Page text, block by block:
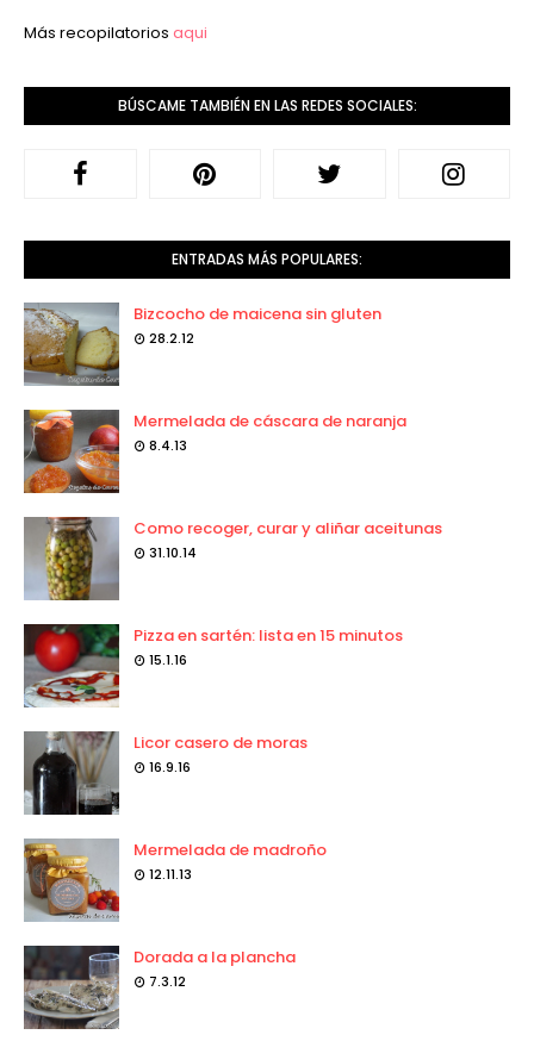
Más recopilatorios aqui
BÚSCAME TAMBIÉN EN LAS REDES SOCIALES:
ENTRADAS MÁS POPULARES:
Bizcocho de maicena sin gluten
28.2.12
Mermelada de cáscara de naranja
8.4.13
Como recoger, curar y aliñar aceitunas
31.10.14
Pizza en sartén: lista en 15 minutos
15.1.16
Licor casero de moras
16.9.16
Mermelada de madroño
12.11.13
Dorada a la plancha
7.3.12